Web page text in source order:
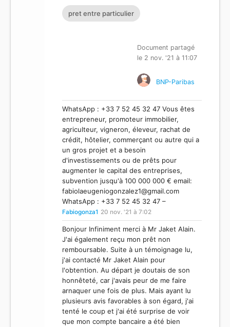
pret entre particulier
Document partagé
le 2 nov. '21 à 11:07
BNP-Paribas
WhatsApp : +33 7 52 45 32 47 Vous êtes
entrepreneur, promoteur immobilier,
agriculteur, vigneron, éleveur, rachat de
crédit, hôtelier, commerçant ou autre qui a
un gros projet et a besoin
d'investissements ou de prêts pour
augmenter le capital des entreprises,
subvention jusqu'à 100 000 000 € email:
fabiolaeugeniogonzalez1@gmail.com
WhatsApp : +33 7 52 45 32 47 –
Fabiogonza1 20 nov. '21 à 7:02
Bonjour Infiniment merci à Mr Jaket Alain.
J'ai également reçu mon prêt non
remboursable. Suite à un témoignage lu,
j'ai contacté Mr Jaket Alain pour
l'obtention. Au départ je doutais de son
honnêteté, car j'avais peur de me faire
arnaquer une fois de plus. Mais ayant lu
plusieurs avis favorables à son égard, j'ai
tenté le coup et j'ai été surprise de voir
que mon compte bancaire a été bien